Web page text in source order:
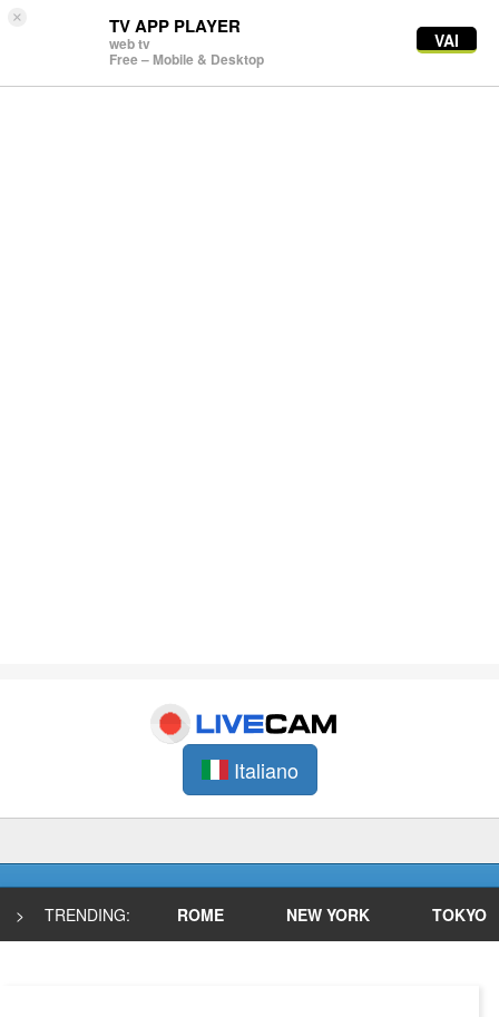
× TV APP PLAYER
web tv
Free – Mobile & Desktop
VAI
Italiano
> TRENDING: ROME NEW YORK TOKYO